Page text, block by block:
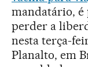
mandatário, é
perder a
nesta terça-
Planalto, em